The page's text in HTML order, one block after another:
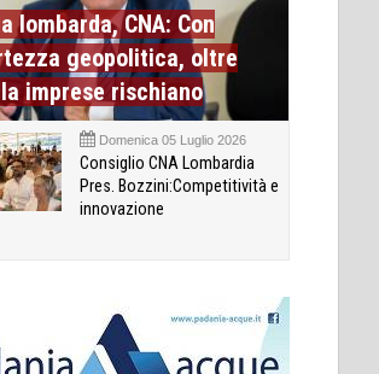
lombarda, CNA: Con
geopolitica, oltre
imprese rischiano
Domenica 05 Luglio 2026
Consiglio CNA Lombardia
Pres. Bozzini:Competitività e
innovazione